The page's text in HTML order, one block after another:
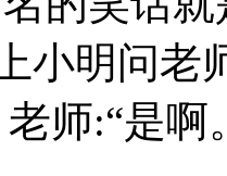
小明问老
师:“是啊